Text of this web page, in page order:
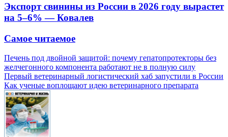
Экспорт свинины из России в 2026 году вырастет
на 5–6% — Ковалев
Самое читаемое
Печень под двойной защитой: почему гепатопротекторы без
желчегонного компонента работают не в полную силу
Первый ветеринарный логистический хаб запустили в России
Как ученые воплощают идею ветеринарного препарата